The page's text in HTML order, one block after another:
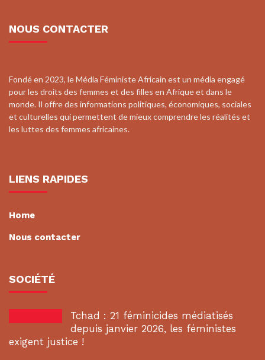
NOUS CONTACTER
Fondé en 2023, le Média Féministe Africain est un média engagé
pour les droits des femmes et des filles en Afrique et dans le
monde. Il offre des informations politiques, économiques, sociales
et culturelles qui permettent de mieux comprendre les réalités et
les luttes des femmes africaines.
LIENS RAPIDES
Home
Nous contacter
SOCIÉTÉ
Tchad : 21 féminicides médiatisés
depuis janvier 2026, les féministes
exigent justice !